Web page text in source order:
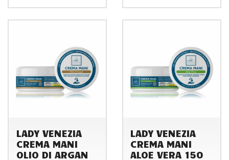
LADY VENEZIA
CREMA MANI
OLIO DI ARGAN
LADY VENEZIA
CREMA MANI
ALOE VERA 150